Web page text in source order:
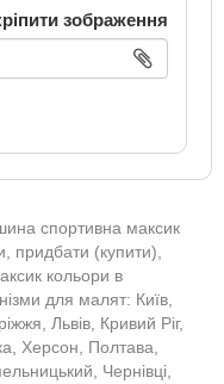
зображення
спортивна максик
придбати (купити),
кольори в
для малят: Київ,
Львів, Кривий Ріг,
Херсон, Полтава,
Чернівці,